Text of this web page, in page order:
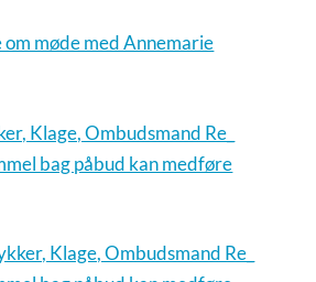
møde med Annemarie
Klage, Ombudsmand Re_
bag påbud kan medføre
Klage, Ombudsmand Re_